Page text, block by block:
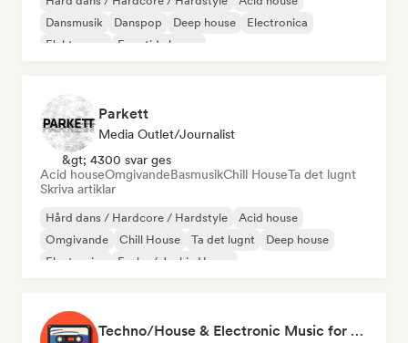
Dansmusik
Danspop Deep house
Electronica
Elektropop
Framtida house
Parkett
Media Outlet/Journalist
&gt; 4300 svar ges
Acid houseOmgivandeBasmusikChill HouseTa det lugnt
Skriva artiklar
Hård dans / Hardcore / Hardstyle
Acid house
Omgivande
Chill House Ta det lugnt
Deep house
Electronica
Funky / Jackin House
Techno/House & Electronic Music for Svea Playlists